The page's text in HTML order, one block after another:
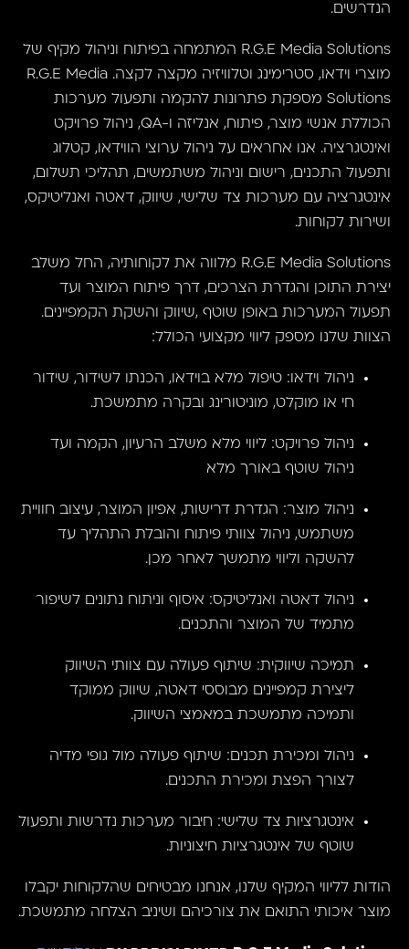
הנדרשים.
R.G.E Media Solutions המתמחה בפיתוח וניהול מקיף של
מוצרי וידאו, סטרימינג וטלוויזיה מקצה לקצה. R.G.E Media
Solutions מספקת פתרונות להקמה ותפעול מערכות
הכוללת אנשי מוצר, פיתוח, אנליזה ו-QA, ניהול פרויקט
ואינטגרציה. אנו אחראים על ניהול ערוצי הווידאו, קטלוג
ותפעול התכנים, רישום וניהול משתמשים, תהליכי תשלום,
אינטגרציה עם מערכות צד שלישי, שיווק, דאטה ואנליטיקס,
ושירות לקוחות.
R.G.E Media Solutions מלווה את לקוחותיה, החל משלב
יצירת התוכן והגדרת הצרכים, דרך פיתוח המוצר ועד
תפעול המערכות באופן שוטף ,שיווק והשקת הקמפיינים.
הצוות שלנו מספק ליווי מקצועי הכולל:
ניהול וידאו: טיפול מלא בוידאו, הכנתו לשידור, שידור
חי או מוקלט, מוניטורינג ובקרה מתמשכת.
ניהול פרויקט: ליווי מלא משלב הרעיון, הקמה ועד
ניהול שוטף באורך מלא
ניהול מוצר: הגדרת דרישות, אפיון המוצר, עיצוב חוויית
משתמש, ניהול צוותי פיתוח והובלת התהליך עד
להשקה וליווי מתמשך לאחר מכן.
ניהול דאטה ואנליטיקס: איסוף וניתוח נתונים לשיפור
מתמיד של המוצר והתכנים.
תמיכה שיווקית: שיתוף פעולה עם צוותי השיווק
ליצירת קמפיינים מבוססי דאטה, שיווק ממוקד
ותמיכה מתמשכת במאמצי השיווק.
ניהול ומכירת תכנים: שיתוף פעולה מול גופי מדיה
לצורך הפצת ומכירת התכנים.
אינטגרציות צד שלישי: חיבור מערכות נדרשות ותפעול
שוטף של אינטגרציות חיצוניות.
הודות לליווי המקיף שלנו, אנחנו מבטיחים שהלקוחות יקבלו
מוצר איכותי התואם את צורכיהם ושיניב הצלחה מתמשכת.